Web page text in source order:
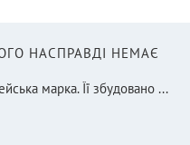
НАСПРАВДІ НЕМАЄ
марка. Її збудовано ...